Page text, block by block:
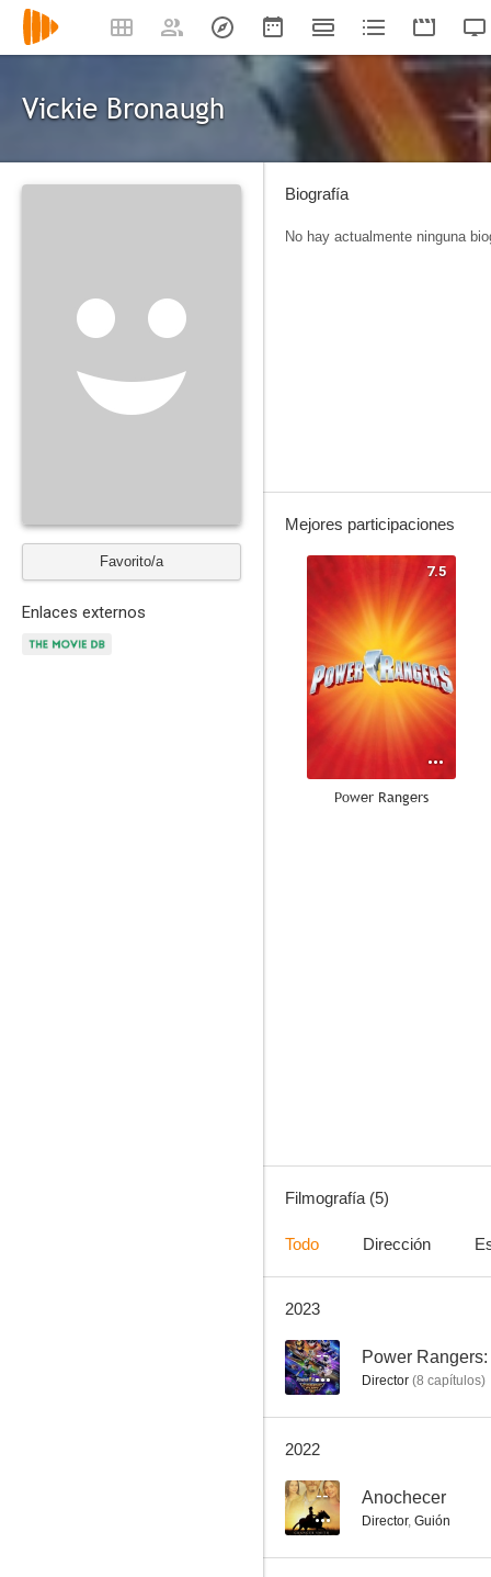
Vickie Bronaugh
Favorito/a
Enlaces externos
Biografía
No hay actualmente ninguna
Mejores participaciones
7.5
Power Rangers
Filmografía (5)
Todo Dirección
2023
-- Power
Director (8 capítulos)
2022
-- Anochecer
Director, Guión